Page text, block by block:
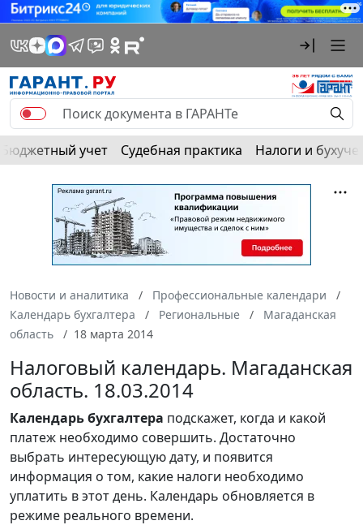
Бюджетный учет Судебная практика Налоги и
Новости и аналитика
Профессиональные календари
Календарь бухгалтера
Региональные
Магаданская
область
18 марта 2014
Налоговый календарь. Магаданская
область. 18.03.2014
Календарьбухгалтера подскажет, когда и какой
платеж необходимо совершить. Достаточно
выбрать интересующую дату, и появится
информация о том, какие налоги необходимо
уплатить в этот день. Календарь обновляется в
режиме реального времени.